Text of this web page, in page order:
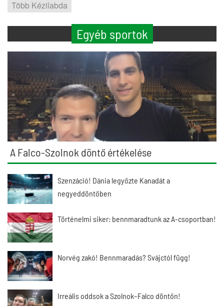
Több Kézilabda
Egyéb sportok
A Falco-Szolnok döntő értékelése
Szenzáció! Dánia legyőzte Kanadát a
negyeddöntőben
Történelmi siker: bennmaradtunk az A-csoportban!
Norvég zakó! Bennmaradás? Svájctól függ!
Irreális oddsok a Szolnok–Falco döntőn!